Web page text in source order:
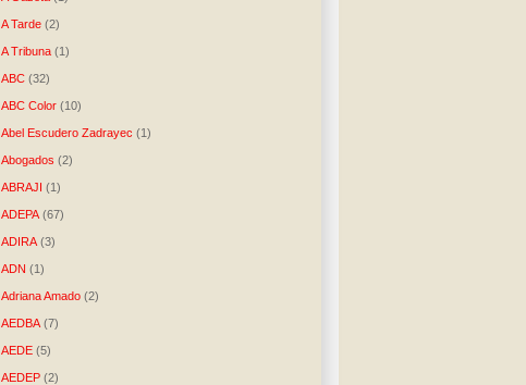
A Tarde (2)
A Tribuna (1)
ABC (32)
ABC Color (10)
Abel Escudero Zadrayec (1)
Abogados (2)
ABRAJI (1)
ADEPA (67)
ADIRA (3)
ADN (1)
Adriana Amado (2)
AEDBA (7)
AEDE (5)
AEDEP (2)